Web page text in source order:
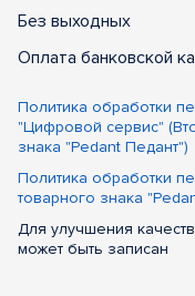
Без выходных
Оплата банковской
Политика обработки
"Цифровой сервис"
знака "Pedant Педант")
Политика обработки
товарного знака
Для улучшения
может быть записан